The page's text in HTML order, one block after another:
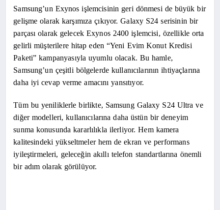
Samsung’un Exynos işlemcisinin geri dönmesi de büyük bir
gelişme olarak karşımıza çıkıyor. Galaxy S24 serisinin bir
parçası olarak gelecek Exynos 2400 işlemcisi, özellikle orta
gelirli müşterilere hitap eden “Yeni Evim Konut Kredisi
Paketi” kampanyasıyla uyumlu olacak. Bu hamle,
Samsung’un çeşitli bölgelerde kullanıcılarının ihtiyaçlarına
daha iyi cevap verme amacını yansıtıyor.
Tüm bu yeniliklerle birlikte, Samsung Galaxy S24 Ultra ve
diğer modelleri, kullanıcılarına daha üstün bir deneyim
sunma konusunda kararlılıkla ilerliyor. Hem kamera
kalitesindeki yükseltmeler hem de ekran ve performans
iyileştirmeleri, geleceğin akıllı telefon standartlarına önemli
bir adım olarak görülüyor.